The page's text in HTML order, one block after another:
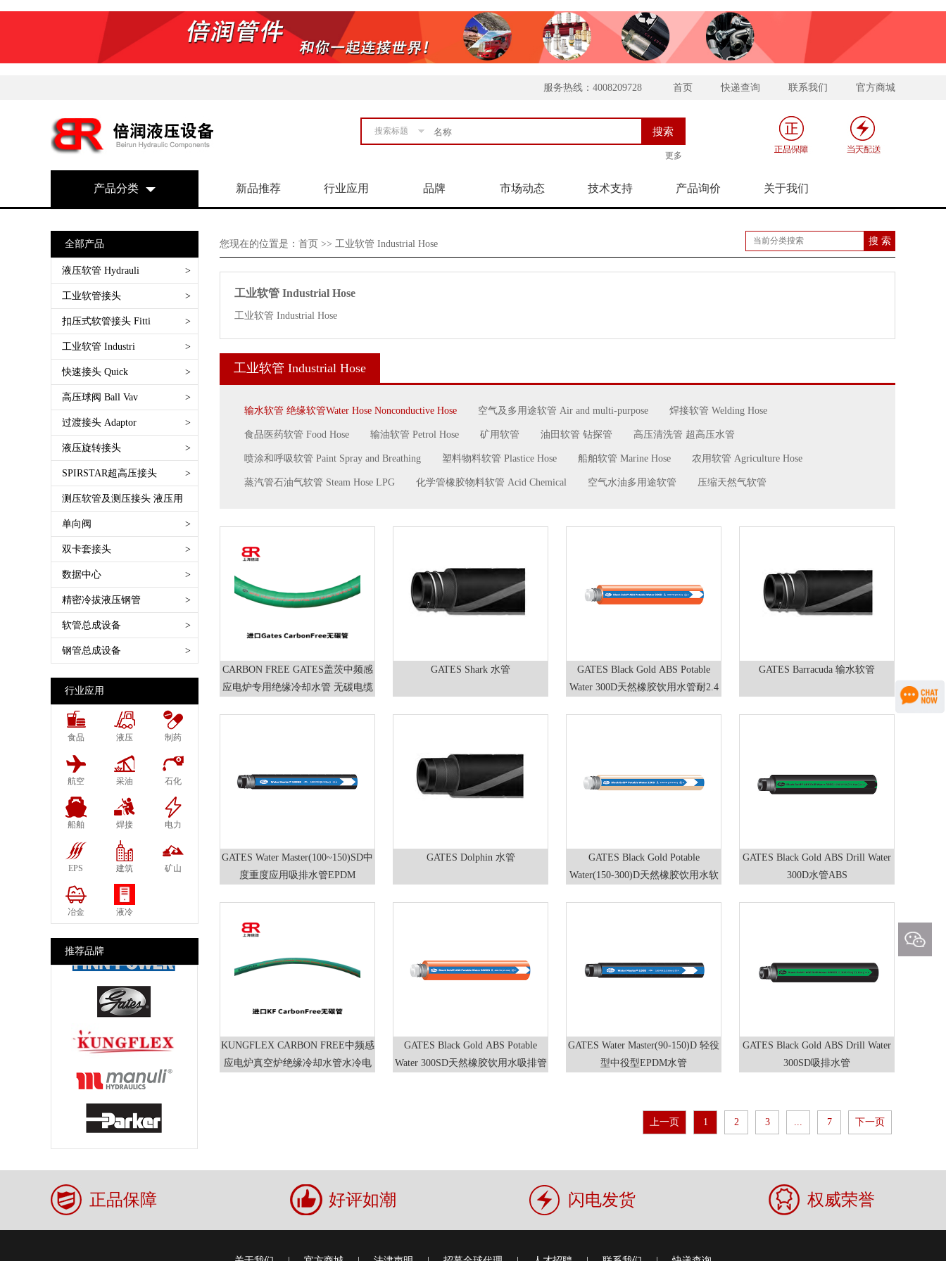
服务热线：4008209728 首页 快递查询 联系我们 官方商城
搜索标题
更多
产品分类 新品推荐 行业应用 品牌 市场动态 技术支持 产品询价 关于我们
全部产品
液压软管 Hydrauli >
SAE 100 R1AT 一层钢丝编织
SAE 100 R2AT 两层钢丝编织
SAE 100 R3 一层纤维编织
SAE 100 R4 耐高温回油软管
SAE 100 R5 线编织外层软管
SAE 100 R6 一层纤维编织软管
SAE 100 R7 树脂管
高压软管油管安全拉网 防脱链 防
崩链
航空液压油管 高压特富龙管
电缆
SAE 100 R8树脂管
SAE 100 R9钢丝缠绕管
SAE 100 R10钢丝缠绕管
SAE 100 R12钢丝缠绕管
SAE 100 R13钢丝缠绕管
SAE 100 R14特氟龙管
SAE 100 R15缠绕管
SAE 100 R17柔软钢丝编织
SAE 100 R18树脂管
SAE 100 R19柔软钢丝编织
EN857 1SC 1层钢丝
EN857 2SC 2层钢丝编织
EN856 4SP 4层缠绕
EN856 4SH 4层缠绕
EN854 1TE纤维
EN854 2TE纤维
EN854 3TE纤维
高温低温软管
千斤顶软管 JACK HOSE
工业软管接头 >
维特利唯特利Victaulic沟槽式接头
快插式免扣压免卡箍 Push lok
TW接头 槽罐车接头EN14420-6
DIN28450
安全管夹EN14420-3 DIN2817
德式接管 EN14420-5 DIN2817
德式法兰 EN14420-4 EN1092-
法式接头 Guillemin EN11420-8/NF
E 29572
复合软管接头Composite Hose
Fittting
快速接头 Camlock EN14420-7
DIN2828
自锁式快速接头Autolock Camlock
德式蒸汽接头管夹 EN14423
DIN2826
美式蒸汽接头 Ground Joint
Couplings
管夹DIN20039
布尔接头 鲍尔接头Perrot
Couplings Bauer
泥浆接头Mortar Couplings
卫生级食品接头 DIN11850 11851
SMS1145
德式花园接头GEKA
法式空气接头 Express Couplings
NF E29573
欧式空气接头 DIN3489 European
美式空气接头 Chicago Air
Couplings
干式快速接头DDC
各国消防接头Fire Fighting Fitting
扣压式软管接头 Fitti >
公制卡套 DIN2353 Metric
双面接芯子Double Connector
英锥管螺纹BSPT
美制锥螺纹NPT
美制SAE螺纹O形圈密封
英管内螺纹平面
公制24度锥 DIN DKOS DKOL
美制37°锥JIC
英制螺纹60°锥BSP 60°Cone
公制平面密封 Metric Flat
公制球面密封Metric Multiseal
公制74° Metric 74° Cone
英制螺纹球面 BSPP Multiseal
美制平面ORFS FLAT
法兰SAE FLANGE Code 61 62
日标英制60°JIS
工业软管 Industri >
输水软管 绝缘软管Water Hose
Nonconductive Hose
空气及多用途软管 Air and multi-
purpose
焊接软管 Welding Hose
食品医药软管 Food Hose
输油软管 Petrol Hose
矿用软管
油田软管 钻探管
高压清洗管 超高压水管
喷涂和呼吸软管 Paint Spray and
Breathing
塑料物料软管 Plastice Hose
船舶软管 Marine Hose
农用软管 Agriculture Hose
蒸汽管石油气软管 Steam Hose
LPG
化学管橡胶物料软管 Acid
空气水油多用途软管
快速接头 Quick >
FASTER速捷快速接头
CEJN希恩
INTEVA因特威 快速接头
RTC快速接头
DNP快速接头
派克快速接头
世伟洛克
高压球阀 Ball Vav >
过渡接头 Adaptor >
公制24度锥 DIN DKOS DKOL
其他公制螺纹接头
英制螺纹60°锥面 BSPP BSPT
美制螺纹JIC NPT ORFS
法兰FLANGE
煤矿用接头
其他接头
液压旋转接头 >
SPIRSTAR超高压接头 >
测压软管及测压接头 液压用
>
单向阀 >
双卡套接头 >
数据中心 >
精密冷拔液压钢管 >
软管总成设备 >
扣压机Crimping Machine
剥胶机Skiving Machine
打码机 套筒打字机
胶管清洗机 Hose Assebly Cleaning
Machine
胶管试压机Pressure Test Machine
钢管总成设备 >
行业应用
食品 液压 制药
航空 采油 石化
船舶 焊接 电力
EPS 建筑 矿山
冶金 液冷
推荐品牌
您现在的位置是： 首页 >> 工业软管 Industrial Hose
工业软管 Industrial Hose
工业软管 Industrial Hose
工业软管 Industrial Hose
输水软管 绝缘软管Water Hose Nonconductive Hose 空气及多用途软管 Air and multi-purpose 焊接软管 Welding Hose
食品医药软管 Food Hose 输油软管 Petrol Hose 矿用软管 油田软管 钻探管 高压清洗管 超高压水管
喷涂和呼吸软管 Paint Spray and Breathing 塑料物料软管 Plastice Hose 船舶软管 Marine Hose 农用软管 Agriculture Hose
蒸汽管石油气软管 Steam Hose LPG 化学管橡胶物料软管 Acid Chemical 空气水油多用途软管 压缩天然气软管
CARBON FREE GATES盖茨中频感
应电炉专用绝缘冷却水管 无碳电缆
GATES Shark 水管
GATES Black Gold ABS Potable
Water 300D天然橡胶饮用水管耐2.4
GATES Barracuda 输水软管
GATES Water Master(100~150)SD中
度重度应用吸排水管EPDM
GATES Dolphin 水管
GATES Black Gold Potable
Water(150-300)D天然橡胶饮用水软
GATES Black Gold ABS Drill Water
300D水管ABS
KUNGFLEX CARBON FREE中频感
应电炉真空炉绝缘冷却水管水冷电
GATES Black Gold ABS Potable
Water 300SD天然橡胶饮用水吸排管
GATES Water Master(90-150)D 轻役
型中役型EPDM水管
GATES Black Gold ABS Drill Water
300SD吸排水管
上一页 1 2 3 ... 7 下一页
正品保障 好评如潮 闪电发货 权威荣誉